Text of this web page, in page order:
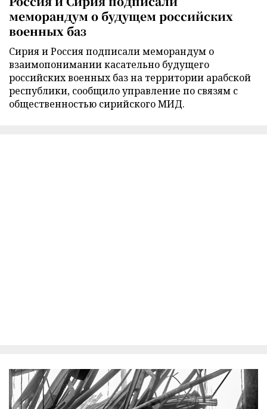
меморандум о будущем российских
военных баз
Сирия и Россия подписали меморандум о
взаимопонимании касательно будущего
российских военных баз на территории арабской
республики, сообщило управление по связям с
общественностью сирийского МИД.